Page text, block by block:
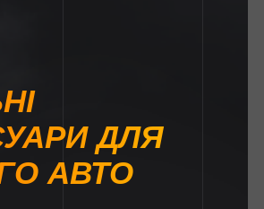
ДЛЯ
АВТО